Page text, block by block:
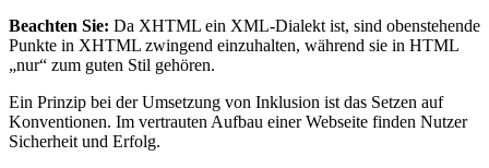
Beachten Sie: Da XHTML ein XML-Dialekt ist, sind obenstehende
Punkte in XHTML zwingend einzuhalten, während sie in HTML
„nur“ zum guten Stil gehören.
Ein Prinzip bei der Umsetzung von Inklusion ist das Setzen auf
Konventionen. Im vertrauten Aufbau einer Webseite finden Nutzer
Sicherheit und Erfolg.